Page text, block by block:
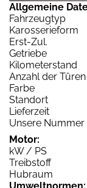
Allgemeine
Fahrzeugtyp
Karosserieform
Erst-Zul.
Getriebe
Kilometerstand
Anzahl der Türen
Farbe
Standort
Lieferzeit
Unsere Nummer
Motor:
kW / PS
Treibstoff
Hubraum
Umweltnormen: